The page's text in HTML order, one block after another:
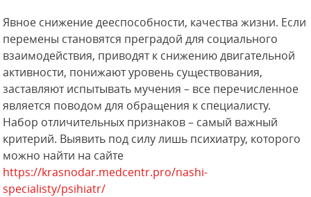
Явное снижение дееспособности, качества жизни. Если
перемены становятся преградой для социального
взаимодействия, приводят к снижению двигательной
активности, понижают уровень существования,
заставляют испытывать мучения – все перечисленное
является поводом для обращения к специалисту.
Набор отличительных признаков – самый важный
критерий. Выявить под силу лишь психиатру, которого
можно найти на сайте
https://krasnodar.medcentr.pro/nashi-
specialisty/psihiatr/